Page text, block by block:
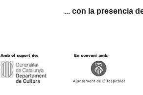
... con la presencia
Amb el suport de: En conveni amb: